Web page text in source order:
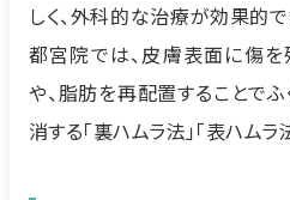
しく、外科的な治療が効果的
都宮院では、皮膚表面に傷を
や、脂肪を再配置することで
消する「裏ハムラ法」「表ハムラ